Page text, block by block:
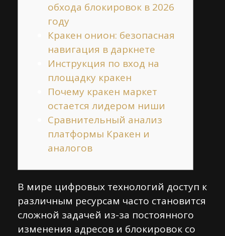
обхода блокировок в 2026
году
Кракен онион: безопасная
навигация в даркнете
Инструкция по вход на
площадку кракен
Почему кракен маркет
остается лидером ниши
Сравнительный анализ
платформы Кракен и
аналогов
В мире цифровых технологий доступ к
различным ресурсам часто становится
сложной задачей из-за постоянного
изменения адресов и блокировок со